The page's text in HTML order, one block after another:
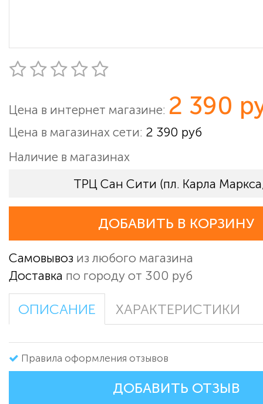
Цена в интернет магазине: 2 390
Цена в магазинах сети: 2 390 руб
Наличие в магазинах
ТРЦ Сан Сити (пл. Карла
ДОБАВИТЬ В КОРЗИНУ
Самовывоз из любого магазина
Доставка по городу от 300 руб
ОПИСАНИЕ ХАРАКТЕРИСТИКИ
Правила оформления отзывов
ДОБАВИТЬ ОТЗЫВ